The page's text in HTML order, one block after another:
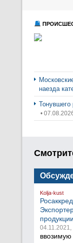
наезда
•
Kolja-kust
продукции
04.11.2021,
ввозимую